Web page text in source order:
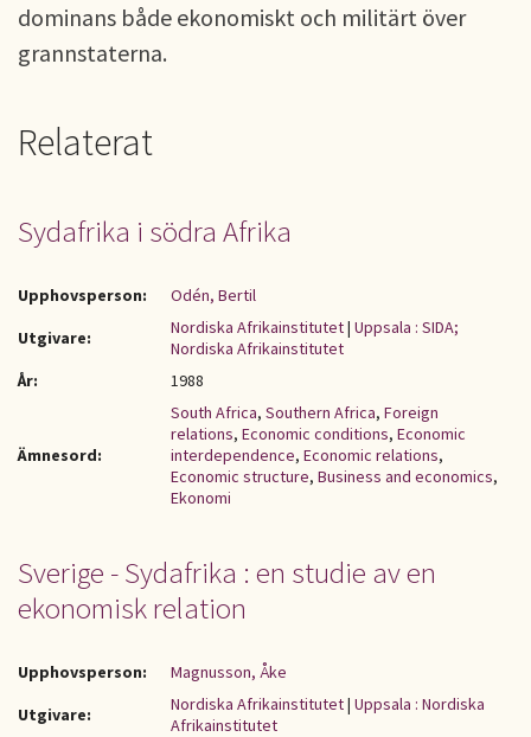
dominans både ekonomiskt och militärt över
grannstaterna.
Relaterat
Sydafrika i södra Afrika
Upphovsperson:
Odén, Bertil
Utgivare:
Nordiska Afrikainstitutet| Uppsala : SIDA;
Nordiska Afrikainstitutet
År:
1988
Ämnesord:
South Africa, Southern Africa, Foreign
relations, Economic conditions, Economic
interdependence, Economic relations,
Economic structure, Business and economics,
Ekonomi
Sverige - Sydafrika : en studie av en
ekonomisk relation
Upphovsperson:
Magnusson, Åke
Utgivare:
Nordiska Afrikainstitutet| Uppsala : Nordiska
Afrikainstitutet